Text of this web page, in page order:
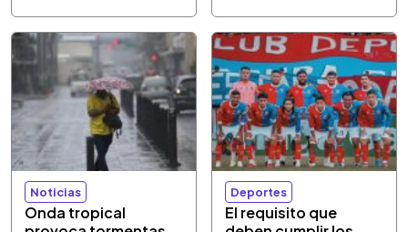
Noticias
Onda tropical
Deportes
El requisito que